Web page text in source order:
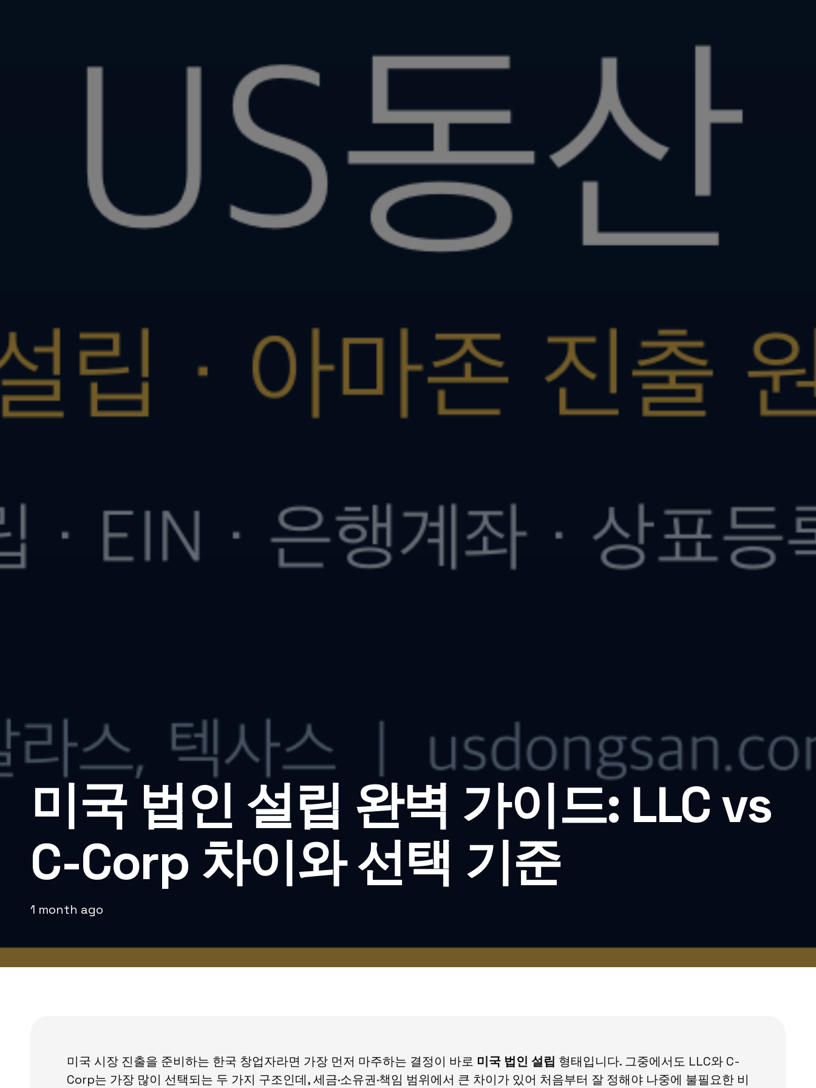
미국 법인 설립 완벽 가이드: LLC vs
C-Corp 차이와 선택 기준
1 month ago
미국 시장 진출을 준비하는 한국 창업자라면 가장 먼저 마주하는 결정이 바로 미국 법인 설립 형태입니다. 그중에서도 LLC와 C-
Corp는 가장 많이 선택되는 두 가지 구조인데, 세금·소유권·책임 범위에서 큰 차이가 있어 처음부터 잘 정해야 나중에 불필요한 비